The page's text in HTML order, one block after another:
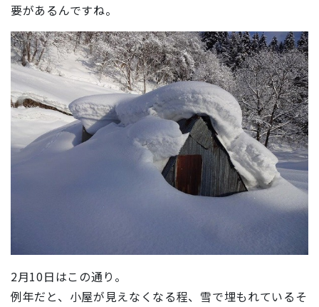
要があるんですね。
2月10日はこの通り。
例年だと、小屋が見えなくなる程、雪で埋もれているそ